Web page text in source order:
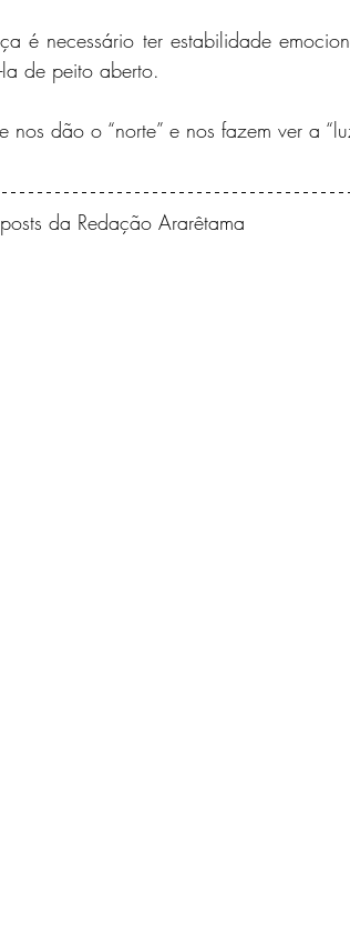
é necessário ter estabilidade
la de peito aberto.
nos dão o “norte” e nos fazem ver a
da Redação Ararêtama